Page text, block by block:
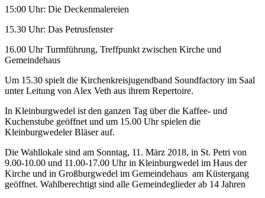
15:00 Uhr: Die Deckenmalereien
15.30 Uhr: Das Petrusfenster
16.00 Uhr Turmführung, Treffpunkt zwischen Kirche und
Gemeindehaus
Um 15.30 spielt die Kirchenkreisjugendband Soundfactory im Saal
unter Leitung von Alex Veth aus ihrem Repertoire.
In Kleinburgwedel ist den ganzen Tag über die Kaffee- und
Kuchenstube geöffnet und um 15.00 Uhr spielen die
Kleinburgwedeler Bläser auf.
Die Wahllokale sind am Sonntag, 11. März 2018, in St. Petri von
9.00-10.00 und 11.00-17.00 Uhr in Kleinburgwedel im Haus der
Kirche und in Großburgwedel im Gemeindehaus am Küstergang
geöffnet. Wahlberechtigt sind alle Gemeindeglieder ab 14 Jahren